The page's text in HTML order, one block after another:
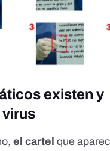
existen y
el cartel que